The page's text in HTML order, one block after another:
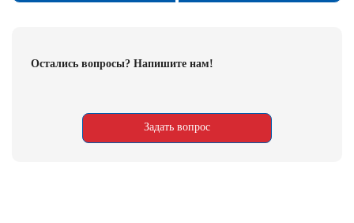
Остались вопросы? Напишите нам!
Задать вопрос